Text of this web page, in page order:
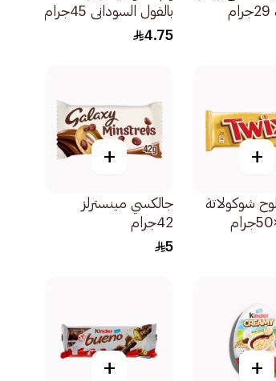
بالفول السوداني 45جرام
4.75
+
شوكولاتة
+
جالكسي مينسترلز
42جرام
5
+
+